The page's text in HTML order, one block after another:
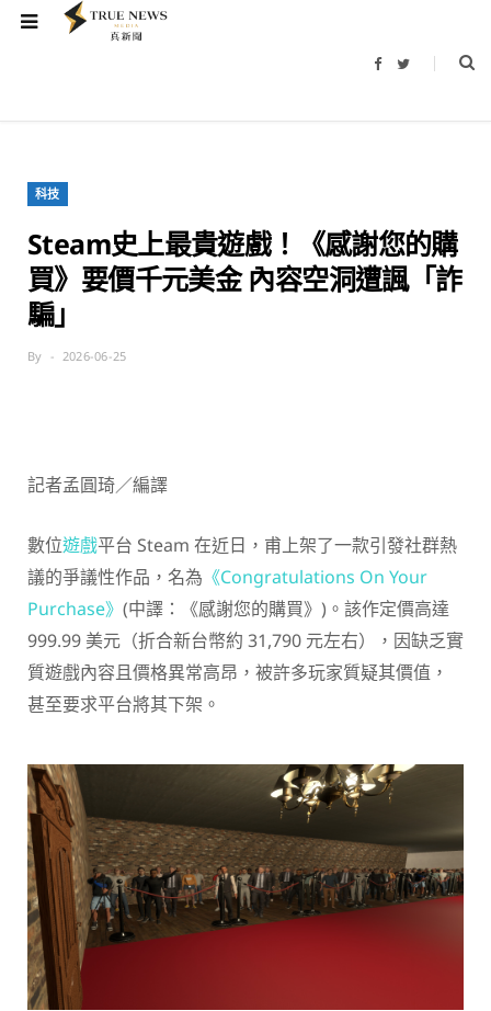
F
b
T
t
科技
Steam史上最貴遊戲！《感謝您的購
買》要價千元美金 內容空洞遭諷「詐
騙」
By 2026-06-25
記者孟圓琦／編譯
數位遊戲平台 Steam 在近日，甫上架了一款引發社群熱
議的爭議性作品，名為 《Congratulations On Your
Purchase》 (中譯：《感謝您的購買》)。該作定價高達
999.99 美元（折合新台幣約 31,790 元左右），因缺乏實
質遊戲內容且價格異常高昂，被許多玩家質疑其價值，
甚至要求平台將其下架。